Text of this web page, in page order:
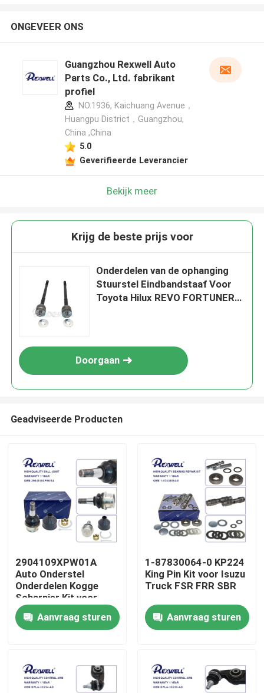
Huis
Video's
ONGEVEER ONS
Guangzhou Rexwell Auto
Parts Co., Ltd. fabrikant
profiel
NO.1936, Kaichuang Avenue，
Huangpu District，Guangzhou,
China ,China
5.0
Geverifieerde Leverancier
Bekijk meer
Krijg de beste prijs voor
Onderdelen van de ophanging
Stuurstel Eindbandstaaf Voor
Toyota Hilux REVO FORTUNER
Doorgaan
Geadviseerde Producten
2904109XPW01A
Auto Onderstel
Onderdelen Kogge
Scharnier Kit voor
Great Wall
Aanvraag sturen
1-87830064-0 KP224
King Pin Kit voor Isuzu
Truck FSR FRR SBR
Aanvraag sturen